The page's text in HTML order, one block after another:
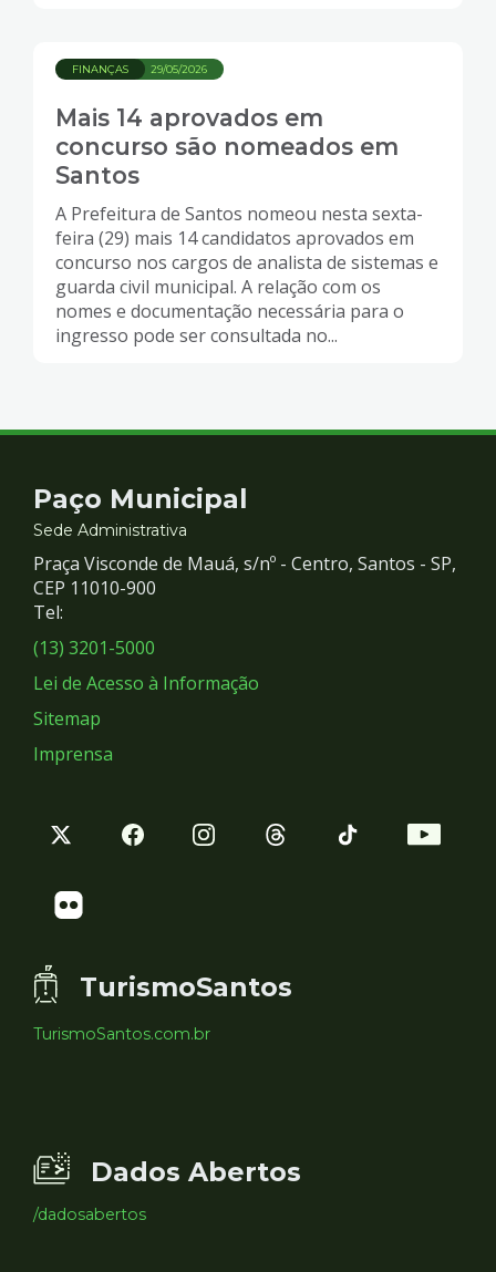
29/05/2026
FINANÇAS
Mais 14 aprovados em
concurso são nomeados em
Santos
A Prefeitura de Santos nomeou nesta sexta-
feira (29) mais 14 candidatos aprovados em
concurso nos cargos de analista de sistemas e
guarda civil municipal. A relação com os
nomes e documentação necessária para o
ingresso pode ser consultada no...
Contato
e
Redes
Sociais
Paço Municipal
Sede Administrativa
Praça Visconde de Mauá, s/nº - Centro, Santos - SP,
CEP 11010-900
Tel:
(13) 3201-5000
Lei de Acesso à Informação
Sitemap
Imprensa
TurismoSantos
TurismoSantos.com.br
Dados Abertos
/dadosabertos